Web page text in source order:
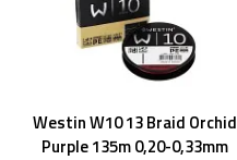
Westin W10 13 Braid Orchid
Purple 135m 0,20-0,33mm